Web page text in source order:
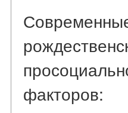
факторов: